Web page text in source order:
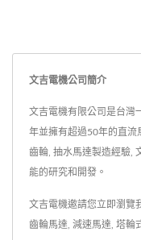
文吉電機公司簡介
文吉電機有限公司是台灣
年並擁有超過50年的直流
齒輪, 抽水馬達製造經驗,
能的研究和開發。
文吉電機邀請您立即瀏覽
齒輪馬達 減速馬達 塔輪